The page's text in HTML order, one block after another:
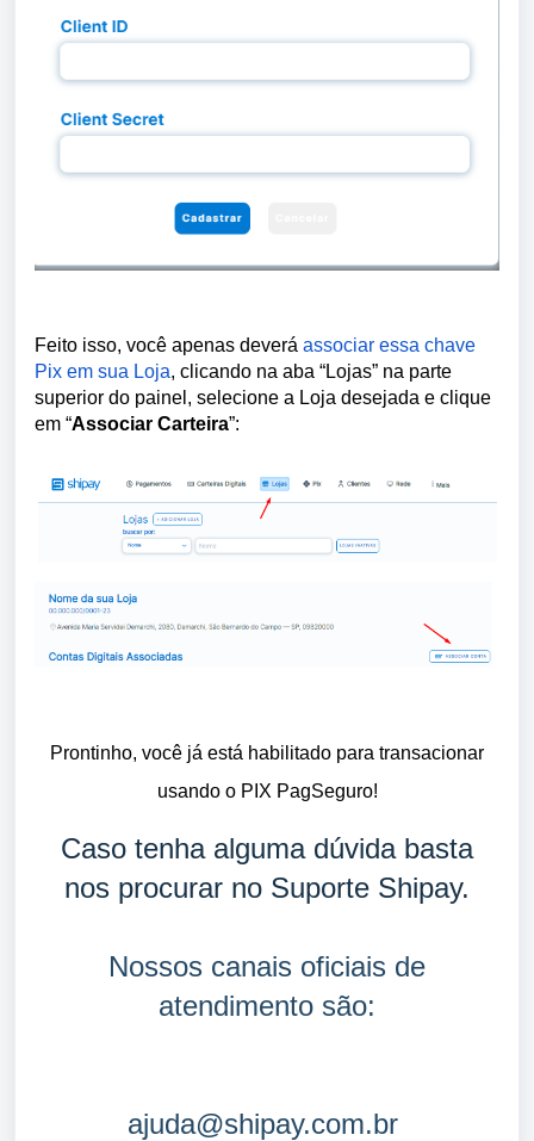
Feito isso, você apenas deverá associar essa chave
Pix em sua Loja, clicando na aba “Lojas” na parte
superior do painel, selecione a Loja desejada e clique
em “Associar Carteira”:
Prontinho, você já está habilitado para transacionar
usando o PIX PagSeguro!
Caso tenha alguma dúvida basta
nos procurar no Suporte Shipay.
Nossos canais oficiais de
atendimento são:
ajuda@shipay.com.br